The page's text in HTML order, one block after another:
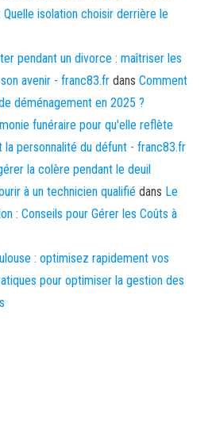
Quelle isolation choisir derrière le
pendant un divorce : maîtriser les
avenir - franc83.fr dans Comment
déménagement en 2025 ?
funéraire pour qu'elle reflète
personnalité du défunt - franc83.fr
la colère pendant le deuil
à un technicien qualifié dans Le
: Conseils pour Gérer les Coûts à
: optimisez rapidement vos
pour optimiser la gestion des